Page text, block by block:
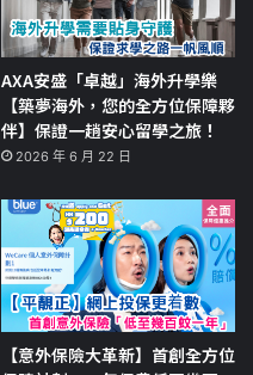
AXA安盛「卓越」海外升學樂
【築夢海外，您的全方位保障夥
伴】保證一趟安心留學之旅！
2026 年 6 月 22 日
【意外保險大革新】首創全方位